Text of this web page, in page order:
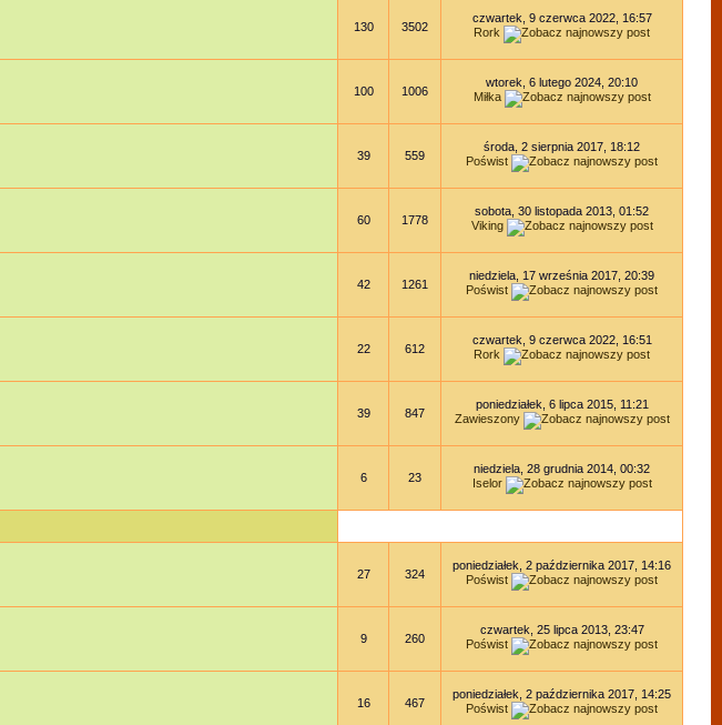
130 3502
czwartek, 9 czerwca 2022, 16:57
Rork
100 1006
wtorek, 6 lutego 2024, 20:10
Miłka
39 559
środa, 2 sierpnia 2017, 18:12
Poświst
60 1778
sobota, 30 listopada 2013, 01:52
Viking
42 1261
niedziela, 17 września 2017, 20:39
Poświst
22 612
czwartek, 9 czerwca 2022, 16:51
Rork
39 847
poniedziałek, 6 lipca 2015, 11:21
Zawieszony
6 23
niedziela, 28 grudnia 2014, 00:32
Iselor
27 324
poniedziałek, 2 października 2017, 14:16
Poświst
9 260
czwartek, 25 lipca 2013, 23:47
Poświst
16 467
poniedziałek, 2 października 2017, 14:25
Poświst